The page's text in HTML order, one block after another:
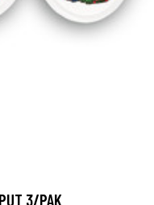
3/PAK